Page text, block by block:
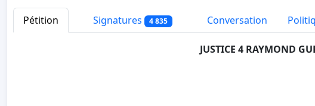
Pétition Signatures 4 835 Conversation
JUSTICE 4 RAYMOND